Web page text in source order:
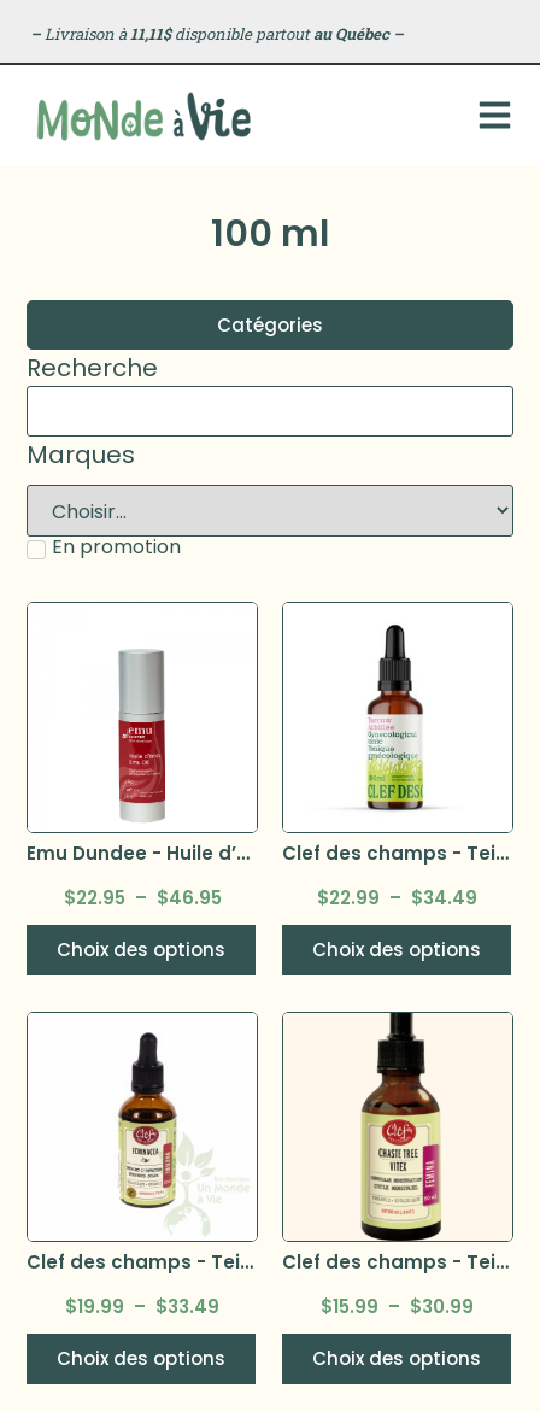
–Livraison à11,11$disponible partoutau Québec –
100 ml
Catégories
Recherche
Marques
En promotion
Emu Dundee - Huile d’Emeu 100% pure
$22.95 – $46.95
Choix des options
Clef des champs - Teinture Achillée bio
$22.99 – $34.49
Choix des options
Clef des champs - Teinture d’échinacée bio
$19.99 – $33.49
Choix des options
Clef des champs - Teinture de vitex bio
$15.99 – $30.99
Choix des options